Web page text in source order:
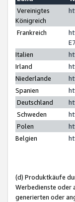
Vereinigtes
Königreich
Frankreich
Italien
Irland
Niederlande
Spanien
Deutschland
Schweden
Polen
Belgien
(d) Produktkäufe
Werbedienste oder
generierten oder